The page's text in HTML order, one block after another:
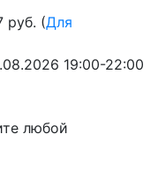
руб. (Для
19:00-22:00
любой